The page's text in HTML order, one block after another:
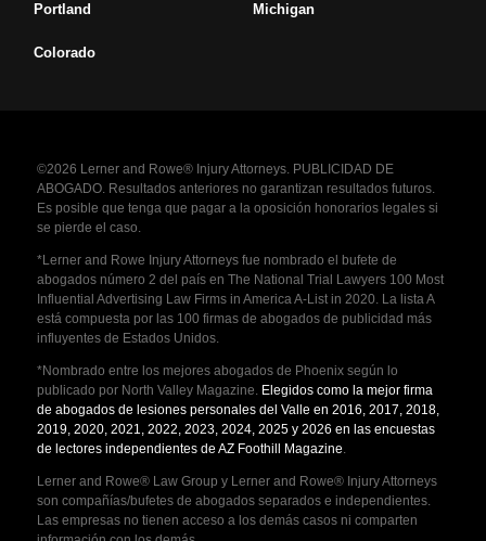
Portland Michigan
Colorado
©2026 Lerner and Rowe® Injury Attorneys. PUBLICIDAD DE
ABOGADO. Resultados anteriores no garantizan resultados futuros.
Es posible que tenga que pagar a la oposición honorarios legales si
se pierde el caso.
*Lerner and Rowe Injury Attorneys fue nombrado el bufete de
abogados número 2 del país en The National Trial Lawyers 100 Most
Influential Advertising Law Firms in America A-List in 2020. La lista A
está compuesta por las 100 firmas de abogados de publicidad más
influyentes de Estados Unidos.
*Nombrado entre los mejores abogados de Phoenix según lo
publicado por North Valley Magazine. Elegidos como la mejor firma
de abogados de lesiones personales del Valle en 2016, 2017, 2018,
2019, 2020, 2021, 2022, 2023, 2024, 2025 y 2026 en las encuestas
de lectores independientes de AZ Foothill Magazine.
Lerner and Rowe® Law Group y Lerner and Rowe® Injury Attorneys
son compañías/bufetes de abogados separados e independientes.
Las empresas no tienen acceso a los demás casos ni comparten